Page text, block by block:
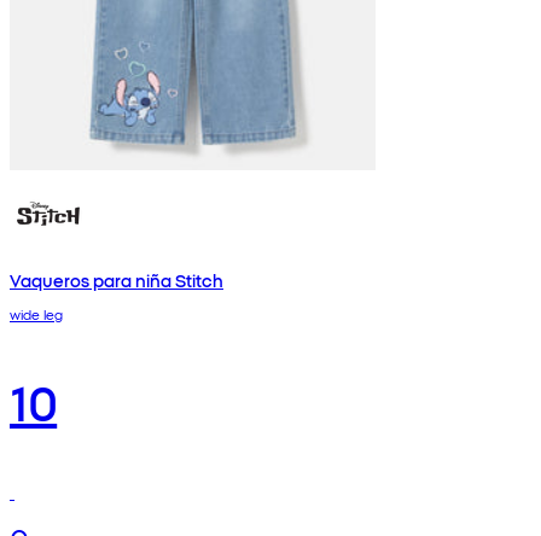
Vaqueros para niña Stitch
wide leg
10